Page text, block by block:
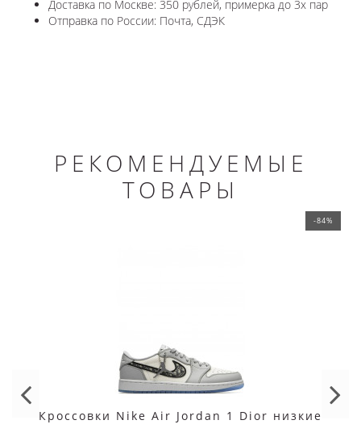
Доставка по Москве: 350 рублей, примерка до 3х пар
Отправка по России: Почта, СДЭК
РЕКОМЕНДУЕМЫЕ
ТОВАРЫ
-84%
Кроссовки Nike Air Jordan 1 Dior низкие